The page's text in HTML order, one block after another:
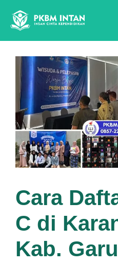
content
Cara
C di
Kab.